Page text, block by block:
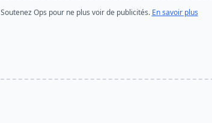
Soutenez Ops pour ne plus voir de publicités. En savoir plus